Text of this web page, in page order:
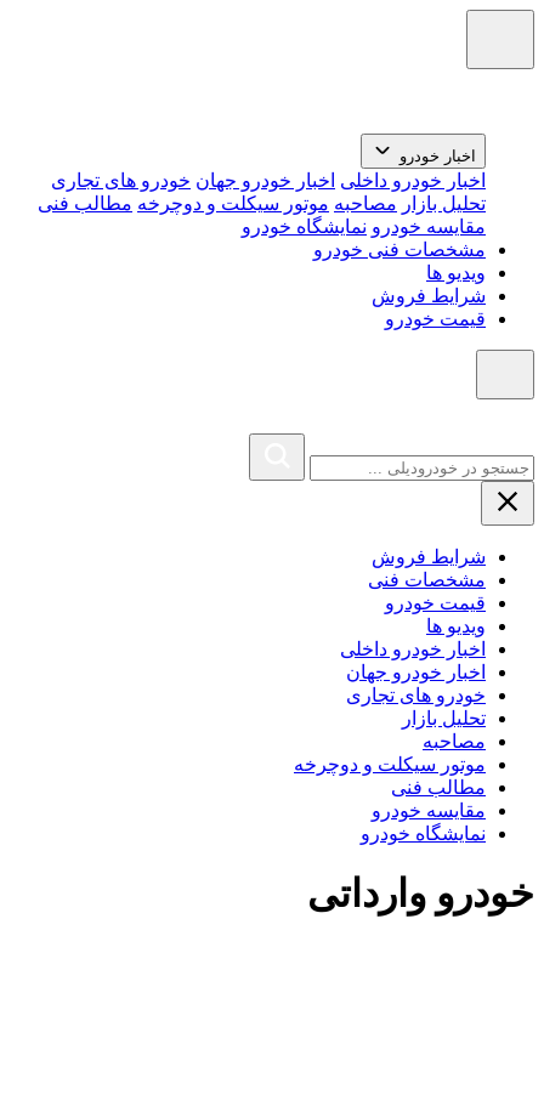
اخبار خودرو
اخبار خودرو داخلی اخبار خودرو جهان خودرو های تجاری
تحلیل بازار مصاحبه موتور سیکلت و دوچرخه مطالب فنی
مقایسه خودرو نمایشگاه خودرو
مشخصات فنی خودرو
ویدیو ها
شرایط فروش
قیمت خودرو
شرایط فروش
مشخصات فنی
قیمت خودرو
ویدیو ها
اخبار خودرو داخلی
اخبار خودرو جهان
خودرو های تجاری
تحلیل بازار
مصاحبه
موتور سیکلت و دوچرخه
مطالب فنی
مقایسه خودرو
نمایشگاه خودرو
وارداتی